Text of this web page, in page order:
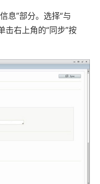
息”部分。选择“与
击右上角的“同步”按